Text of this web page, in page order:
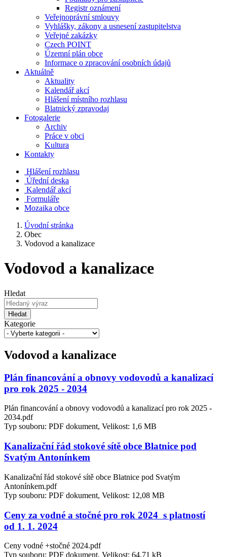
Registr oznámení
Veřejnoprávní smlouvy
Vyhlášky, zákony a usnesení zastupitelstva
Veřejné zakázky
Czech POINT
Územní plán obce
Informace o zpracování osobních údajů
Aktuálně
Aktuality
Kalendář akcí
Hlášení místního rozhlasu
Blatnický zpravodaj
Fotogalerie
Archiv
Práce v obci
Kultura
Kontakty
Hlášení rozhlasu
Úřední deska
Kalendář akcí
Formuláře
Mozaika obce
Úvodní stránka
Obec
Vodovod a kanalizace
Vodovod a kanalizace
Hledat
Hledat
Kategorie
Vodovod a kanalizace
Plán financování a obnovy vodovodů a kanalizací
pro rok 2025 - 2034
Plán financování a obnovy vodovodů a kanalizací pro rok 2025 -
2034.pdf
Typ souboru: PDF dokument, Velikost: 1,6 MB
Kanalizační řád stokové sítě obce Blatnice pod
Svatým Antonínkem
Kanalizační řád stokové sítě obce Blatnice pod Svatým
Antonínkem.pdf
Typ souboru: PDF dokument, Velikost: 12,08 MB
Ceny za vodné a stočné pro rok 2024 s platností
od 1. 1. 2024
Ceny vodné +stočné 2024.pdf
Typ souboru: PDF dokument, Velikost: 64,71 kB